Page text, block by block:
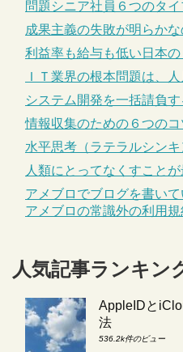
問題シニア社員６つのタイ
成果主義の失敗が明らか
利益率も給与も低い日本
ＩＴ業界の根本問題は、
システム開発を一括請負
情報収集のための６つのコ
水平思考（ラテラルシン
人類にとってなくすこと
アメブロでブログを書い
アメブロの常識外の利用規
人気記事ランキン
AppleIDと
法
536.2k件のビュー